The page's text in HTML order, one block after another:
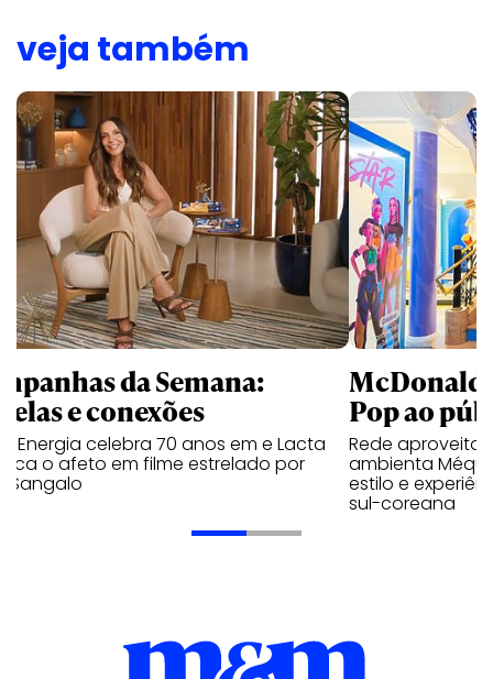
veja também
da Semana:
e conexões
Energia celebra 70 anos em e Lacta
o afeto em filme estrelado por
Sangalo
Pop ao
Rede aproveita
ambienta Méqui
estilo e
sul-coreana